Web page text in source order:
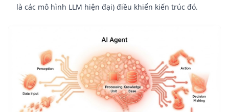
là các mô hình LLM hiện đại) điều khiển kiến trúc đó.